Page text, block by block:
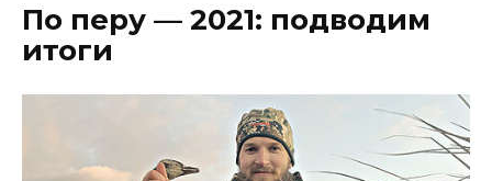
По перу — 2021: подводим
итоги